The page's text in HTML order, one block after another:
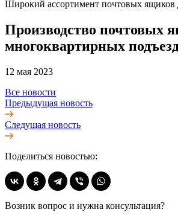
Широкий ассортимент почтовых ящиков
Производство почтовых
многоквартирных
12 мая 2023
Все новости
Предыдущая новость
Следущая новость
Поделиться новостью:
Возник вопрос и нужна консультация?